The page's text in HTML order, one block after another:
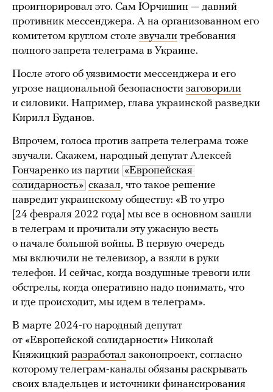
проигнорировал это. Сам Юрчишин — давний
противник мессенджера. А на организованном его
комитетом круглом столе звучали требования
полного запрета телеграма в Украине.
После этого об уязвимости мессенджера и его
угрозе национальной безопасности заговорили
и силовики. Например, глава украинской разведки
Кирилл Буданов.
Впрочем, голоса против запрета телеграма тоже
звучали. Скажем, народный депутат Алексей
Гончаренко из партии «Европейская
солидарность» сказал, что такое решение
навредит украинскому обществу: «В то утро
[24 февраля 2022 года] мы все в основном зашли
в телеграм и прочитали эту ужасную весть
о начале большой войны. В первую очередь
мы включили не телевизор, а взяли в руки
телефон. И сейчас, когда воздушные тревоги или
обстрелы, когда оперативно надо понимать, что
и где происходит, мы идем в телеграм».
В марте 2024-го народный депутат
от «Европейской солидарности» Николай
Княжицкий разработал законопроект, согласно
которому телеграм-каналы обязаны раскрывать
своих владельцев и источники финансирования